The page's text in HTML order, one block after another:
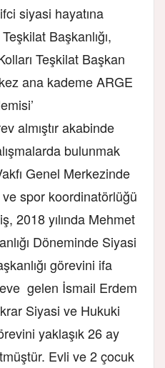
siyasi hayatına
Başkanlığı,
Teşkilat Başkan
ana kademe ARGE
almıştır akabinde
bulunmak
Genel Merkezinde
spor koordinatörlüğü
2018 yılında Mehmet
Döneminde Siyasi
görevini ifa
gelen İsmail Erdem
Siyasi ve Hukuki
yaklaşık 26 ay
Evli ve 2 çocuk